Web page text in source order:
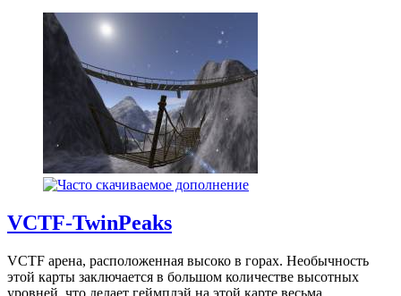
VCTF-TwinPeaks
VCTF арена, расположенная высоко в горах. Необычность
этой карты заключается в большом количестве высотных
уровней, что делает геймплэй на этой карте весьма